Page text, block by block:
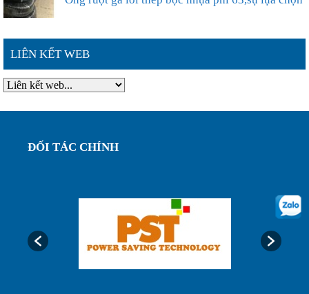
thông ...
Đặc điểm nổi bật của ống ruột gà lõi thép bọc
Ống ruột gà lõi thép bọc nhựa phi 75, luôn dây
Ống luôn dây điện, ống ruột gà lõi thép bọc nhựa
phi32...
Ưu điểm của ống nhựa xếp định hình phi 200...
LIÊN KẾT WEB
ĐỐI TÁC CHÍNH